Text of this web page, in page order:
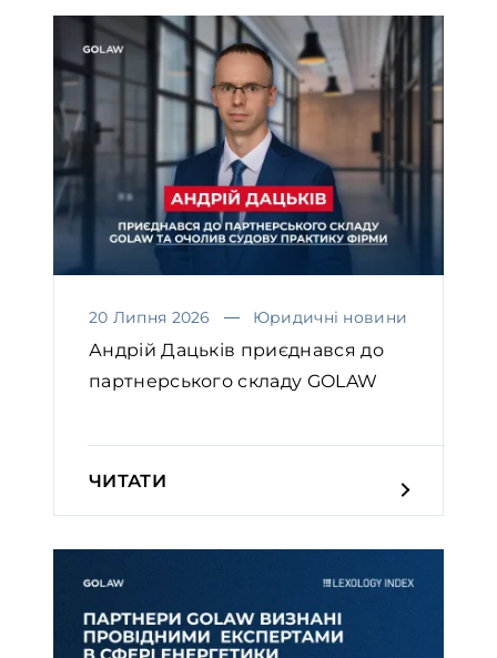
20 Липня 2026 Юридичні новини
Андрій Дацьків приєднався до
партнерського складу GOLAW
ЧИТАТИ